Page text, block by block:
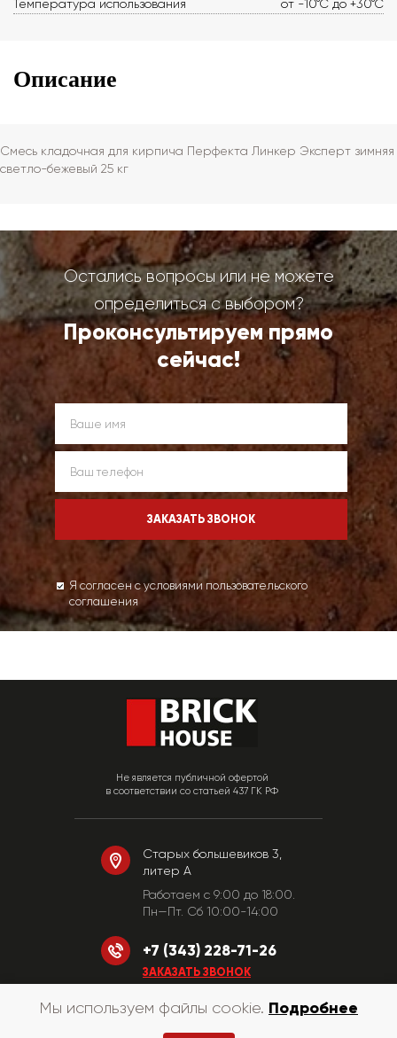
Температура использования
от -10°С до +30°С
Описание
Смесь кладочная для кирпича Перфекта Линкер Эксперт зимняя
светло-бежевый 25 кг
Остались вопросы или не можете
определиться с выбором?
Проконсультируем прямо
сейчас!
Я согласен с условиями пользовательского
соглашения
Не является публичной офертой
в соответствии со статьей 437 ГК РФ
Старых большевиков 3,
литер А
Работаем c 9:00 до 18:00.
Пн—Пт. Сб 10:00-14:00
+7 (343) 228-71-26
ЗАКАЗАТЬ ЗВОНОК
Мы используем файлы cookie. Подробнее